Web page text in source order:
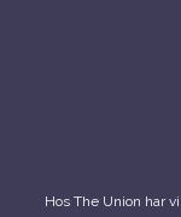
Hos The Union har